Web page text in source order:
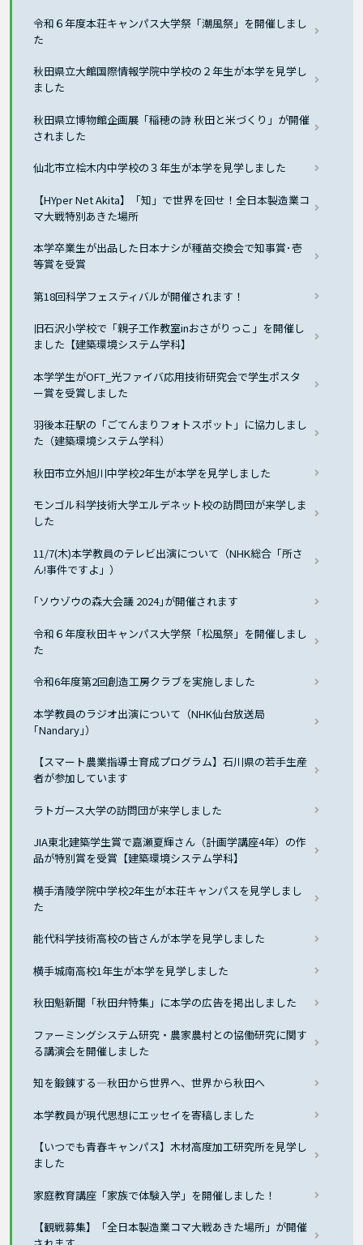
令和６年度本荘キャンパス大学祭「潮風祭」を開催しまし
た
秋田県立大館国際情報学院中学校の２年生が本学を見学し
ました
秋田県立博物館企画展「稲穂の詩 秋田と米づくり」が開催
されました
仙北市立桧木内中学校の３年生が本学を見学しました
【HYper Net Akita】「知」で世界を回せ！全日本製造業コ
マ大戦特別あきた場所
本学卒業生が出品した日本ナシが種苗交換会で知事賞･壱
等賞を受賞
第18回科学フェスティバルが開催されます！
旧石沢小学校で「親子工作教室inおさがりっこ」を開催し
ました【建築環境システム学科】
本学学生がOFT_光ファイバ応用技術研究会で学生ポスタ
ー賞を受賞しました
羽後本荘駅の「ごてんまりフォトスポット」に協力しまし
た（建築環境システム学科）
秋田市立外旭川中学校2年生が本学を見学しました
モンゴル科学技術大学エルデネット校の訪問団が来学しま
した
11/7(木)本学教員のテレビ出演について（NHK総合「所さ
ん!事件ですよ」）
｢ソウゾウの森大会議 2024｣が開催されます
令和６年度秋田キャンパス大学祭「松風祭」を開催しまし
た
令和6年度第2回創造工房クラブを実施しました
本学教員のラジオ出演について（NHK仙台放送局
｢Nandary｣）
【スマート農業指導士育成プログラム】石川県の若手生産
者が参加しています
ラトガース大学の訪問団が来学しました
JIA東北建築学生賞で嘉瀬夏輝さん（計画学講座4年）の作
品が特別賞を受賞【建築環境システム学科】
横手清陵学院中学校2年生が本荘キャンパスを見学しまし
た
能代科学技術高校の皆さんが本学を見学しました
横手城南高校1年生が本学を見学しました
秋田魁新聞「秋田弁特集」に本学の広告を掲出しました
ファーミングシステム研究・農家農村との協働研究に関す
る講演会を開催しました
知を鍛錬する―秋田から世界へ、世界から秋田へ
本学教員が現代思想にエッセイを寄稿しました
【いつでも青春キャンパス】木材高度加工研究所を見学し
ました
家庭教育講座「家族で体験入学」を開催しました！
【観戦募集】「全日本製造業コマ大戦あきた場所」が開催